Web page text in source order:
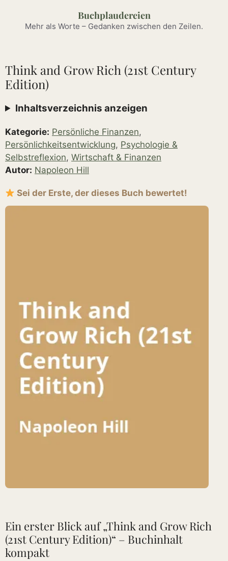
springen
Buchplaudereien
Mehr als Worte – Gedanken zwischen den Zeilen.
Think and Grow Rich (21st Century
Edition)
Inhaltsverzeichnis anzeigen
Kategorie: Persönliche Finanzen,
Persönlichkeitsentwicklung, Psychologie &
Selbstreflexion, Wirtschaft & Finanzen
Autor: Napoleon Hill
Sei der Erste, der dieses Buch bewertet!
Ein erster Blick auf „Think and Grow Rich
(21st Century Edition)“ – Buchinhalt
kompakt